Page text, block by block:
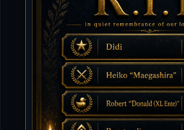
10.07.2026 / 10:08
Hallo meine Lieben!
Isimiyaki
10.07.2026 / 00:34
Alles gute chickpea
Mojochilla
02.07.2026 / 15:53
Was geht aaaaaaaaaaaab